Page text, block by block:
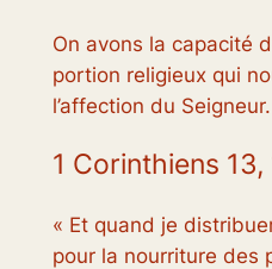
On avons la capacité
portion religieux qui
l’affection du
1 Corinthiens 13,
« Et quand je
pour la nourriture des